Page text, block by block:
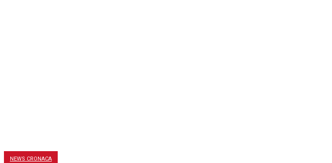
NEWS CRONACA